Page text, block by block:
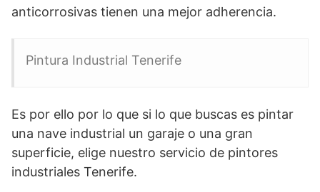
anticorrosivas tienen una mejor adherencia.
Pintura Industrial Tenerife
Es por ello por lo que si lo que buscas es pintar
una nave industrial un garaje o una gran
superficie, elige nuestro servicio de pintores
industriales Tenerife.